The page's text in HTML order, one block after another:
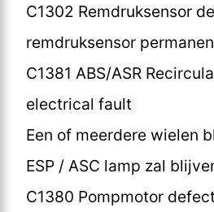
C1302 Remdruksensor
remdruksensor
C1381 ABS/ASR
electrical fault
Een of meerdere wielen
ESP / ASC lamp zal
C1380 Pompmotor